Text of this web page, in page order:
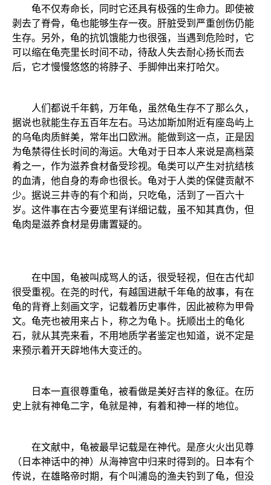
龟不仅寿命长，同时它还具有极强的生命力。即使被
剥去了脊骨，龟也能够生存一夜。肝脏受到严重创伤仍能
生存。另外，龟的抗饥饿能力也很强，当遇到危险时，它
可以缩在龟壳里长时间不动，待敌人失去耐心扬长而去
后，它才慢慢悠悠的将脖子、手脚伸出来打哈欠。
人们都说千年鹤，万年龟，虽然龟生存不了那么久，
据说也就能生存五百年左右。马达加斯加附近有座岛屿上
的乌龟肉质鲜美，常年出口欧洲。能做到这一点，正是因
为龟禁得住长时间的海运。大龟对于日本人来说是高档菜
肴之一，作为滋养食材备受珍视。龟类可以产生对抗结核
的血清，他自身的寿命也很长。龟对于人类的保健贡献不
少。据说三井寺的有个和尚，只吃龟，活到了一百六十
岁。这件事在古今要览里有详细记载，虽不知其真伪，但
龟肉是滋养食材是毋庸置疑的。
在中国，龟被叫成骂人的话，很受轻视，但在古代却
很受重视。在尧的时代，有越国进献千年龟的故事，有在
龟的背脊上刻画文字，记载着历史事件，因此被称为甲骨
文。龟壳也被用来占卜，称之为龟卜。抚顺出土的龟化
石，就从其壳来看，不用地质学者鉴定也知道，说不定是
来预示着开天辟地伟大变迁的。
日本一直很尊重龟，被看做是美好吉祥的象征。在历
史上就有神龟二字，龟就是神，有着和神一样的地位。
在文献中，龟被最早记载是在神代。是彦火火出见尊
（日本神话中的神）从海神宫中归来时得到的。日本有个
传说，在雄略帝时期，有个叫浦岛的渔夫钓到了龟，但没